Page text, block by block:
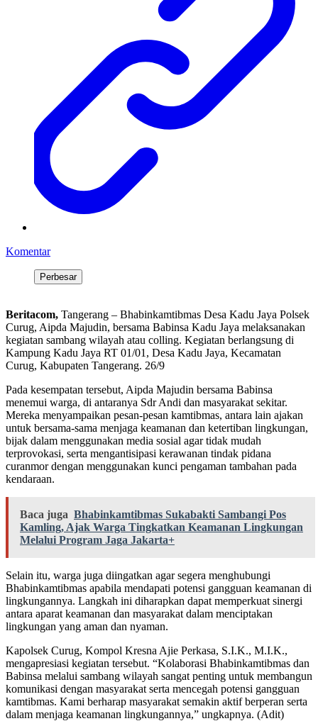
Komentar
Perbesar
Beritacom, Tangerang – Bhabinkamtibmas Desa Kadu Jaya Polsek
Curug, Aipda Majudin, bersama Babinsa Kadu Jaya melaksanakan
kegiatan sambang wilayah atau colling. Kegiatan berlangsung di
Kampung Kadu Jaya RT 01/01, Desa Kadu Jaya, Kecamatan
Curug, Kabupaten Tangerang. 26/9
Pada kesempatan tersebut, Aipda Majudin bersama Babinsa
menemui warga, di antaranya Sdr Andi dan masyarakat sekitar.
Mereka menyampaikan pesan-pesan kamtibmas, antara lain ajakan
untuk bersama-sama menjaga keamanan dan ketertiban lingkungan,
bijak dalam menggunakan media sosial agar tidak mudah
terprovokasi, serta mengantisipasi kerawanan tindak pidana
curanmor dengan menggunakan kunci pengaman tambahan pada
kendaraan.
Baca juga Bhabinkamtibmas Sukabakti Sambangi Pos
Kamling, Ajak Warga Tingkatkan Keamanan Lingkungan
Melalui Program Jaga Jakarta+
Selain itu, warga juga diingatkan agar segera menghubungi
Bhabinkamtibmas apabila mendapati potensi gangguan keamanan di
lingkungannya. Langkah ini diharapkan dapat memperkuat sinergi
antara aparat keamanan dan masyarakat dalam menciptakan
lingkungan yang aman dan nyaman.
Kapolsek Curug, Kompol Kresna Ajie Perkasa, S.I.K., M.I.K.,
mengapresiasi kegiatan tersebut. “Kolaborasi Bhabinkamtibmas dan
Babinsa melalui sambang wilayah sangat penting untuk membangun
komunikasi dengan masyarakat serta mencegah potensi gangguan
kamtibmas. Kami berharap masyarakat semakin aktif berperan serta
dalam menjaga keamanan lingkungannya,” ungkapnya. (Adit)